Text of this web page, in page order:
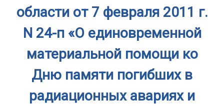
области от 7 февраля 2011 г.
N 24-п «О единовременной
материальной помощи ко
Дню памяти погибших в
радиационных авариях и